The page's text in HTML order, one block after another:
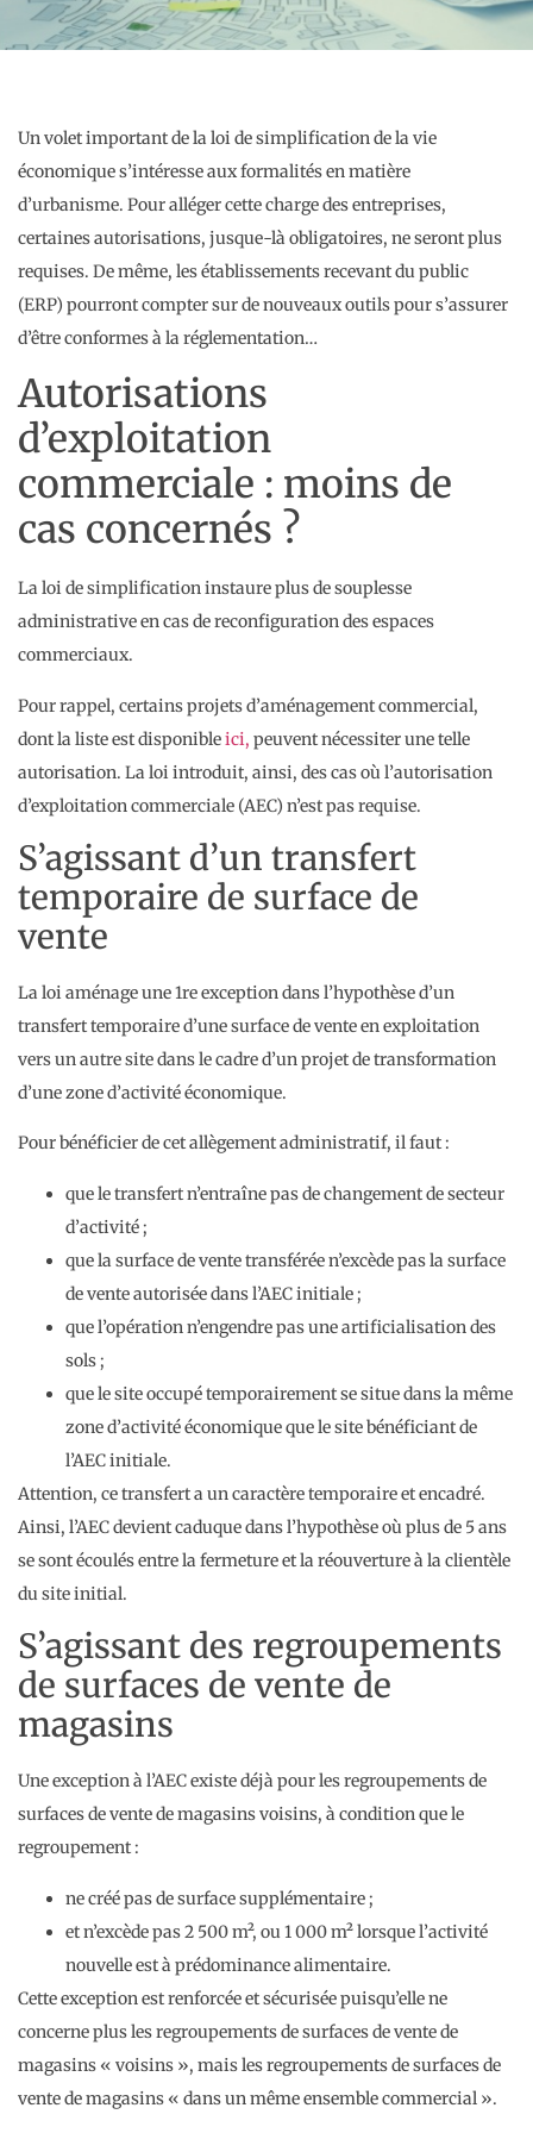
Un volet important de la loi de simplification de la vie
économique s’intéresse aux formalités en matière
d’urbanisme. Pour alléger cette charge des entreprises,
certaines autorisations, jusque-là obligatoires, ne seront plus
requises. De même, les établissements recevant du public
(ERP) pourront compter sur de nouveaux outils pour s’assurer
d’être conformes à la réglementation…
Autorisations
d’exploitation
commerciale : moins de
cas concernés ?
La loi de simplification instaure plus de souplesse
administrative en cas de reconfiguration des espaces
commerciaux.
Pour rappel, certains projets d’aménagement commercial,
dont la liste est disponibleici, peuvent nécessiter une telle
autorisation. La loi introduit, ainsi, des cas où l’autorisation
d’exploitation commerciale (AEC) n’est pas requise.
S’agissant d’un transfert
temporaire de surface de
vente
La loi aménage une 1re exception dans l’hypothèse d’un
transfert temporaire d’une surface de vente en exploitation
vers un autre site dans le cadre d’un projet de transformation
d’une zone d’activité économique.
Pour bénéficier de cet allègement administratif, il faut :
que le transfert n’entraîne pas de changement de secteur
d’activité ;
que la surface de vente transférée n’excède pas la surface
de vente autorisée dans l’AEC initiale ;
que l’opération n’engendre pas une artificialisation des
sols ;
que le site occupé temporairement se situe dans la même
zone d’activité économique que le site bénéficiant de
l’AEC initiale.
Attention, ce transfert a un caractère temporaire et encadré.
Ainsi, l’AEC devient caduque dans l’hypothèse où plus de 5 ans
se sont écoulés entre la fermeture et la réouverture à la clientèle
du site initial.
S’agissant des regroupements
de surfaces de vente de
magasins
Une exception à l’AEC existe déjà pour les regroupements de
surfaces de vente de magasins voisins, à condition que le
regroupement :
ne créé pas de surface supplémentaire ;
et n’excède pas 2 500 m², ou 1 000 m² lorsque l’activité
nouvelle est à prédominance alimentaire.
Cette exception est renforcée et sécurisée puisqu’elle ne
concerne plus les regroupements de surfaces de vente de
magasins « voisins », mais les regroupements de surfaces de
vente de magasins « dans un même ensemble commercial ».